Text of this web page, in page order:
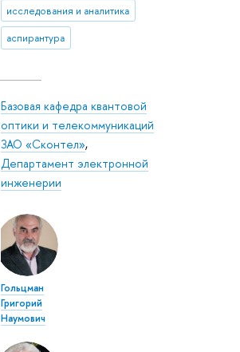
исследования и аналитика
аспирантура
Базовая кафедра квантовой
оптики и телекоммуникаций
ЗАО «Сконтел»,
Департамент электронной
инженерии
Гольцман
Григорий
Наумович